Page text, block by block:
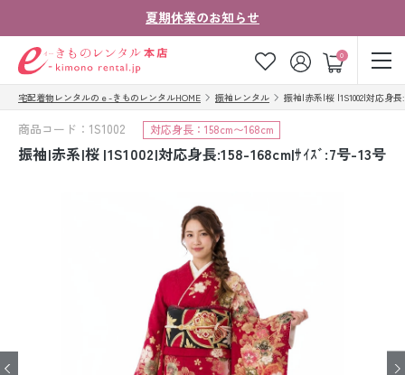
夏期休業のお知らせ
0
ゲスト
お気に入り ログイン カート
ご注文の流れ
お客様の声
法人・グループの
お客様はこちら
宅配着物レンタルのｅ-きものレンタルHOME 振袖レンタル 振袖|赤系|桜 |1S1002|対応身長
商品コード：1S1002 対応身長：158cm〜168cm
振袖|赤系|桜 |1S1002|対応身長:158-168cm|ｻｲｽﾞ:7号-13号